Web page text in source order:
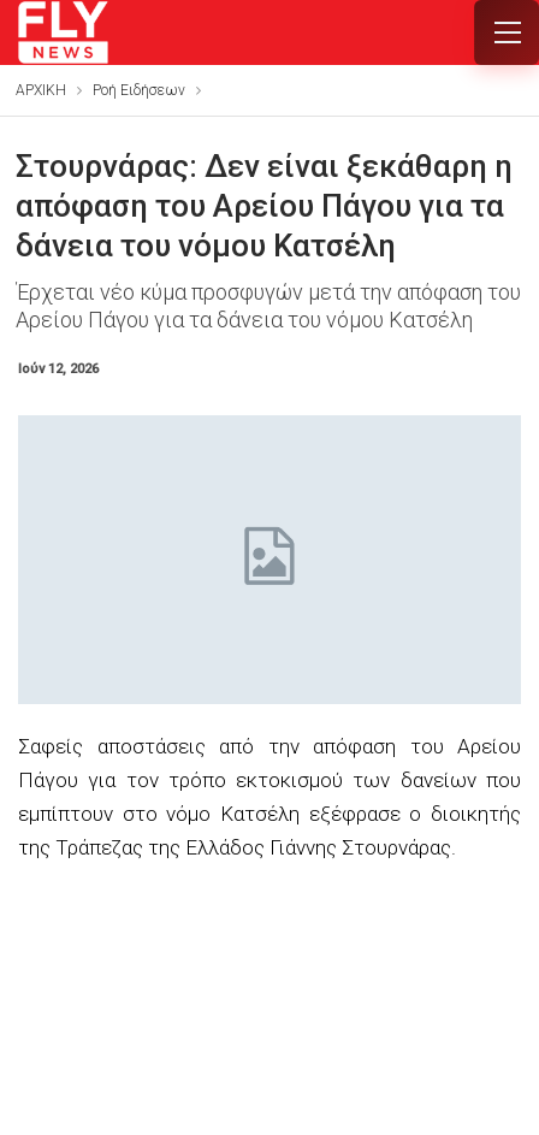
ΑΡΧΙΚΗ Ροή Ειδήσεων
Στουρνάρας: Δεν είναι ξεκάθαρη η
απόφαση του Αρείου Πάγου για τα
δάνεια του νόμου Κατσέλη
Έρχεται νέο κύμα προσφυγών μετά την απόφαση του
Αρείου Πάγου για τα δάνεια του νόμου Κατσέλη
Ιούν 12, 2026
Σαφείς αποστάσεις από την απόφαση του Αρείου
Πάγου για τον τρόπο εκτοκισμού των δανείων που
εμπίπτουν στο νόμο Κατσέλη εξέφρασε ο διοικητής
της Τράπεζας της Ελλάδος Γιάννης Στουρνάρας.